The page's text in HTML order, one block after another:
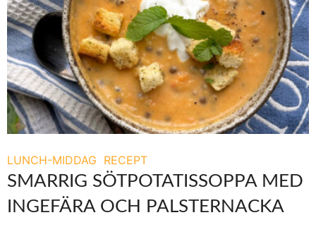
LUNCH-MIDDAG RECEPT
SMARRIG SÖTPOTATISSOPPA MED
INGEFÄRA OCH PALSTERNACKA